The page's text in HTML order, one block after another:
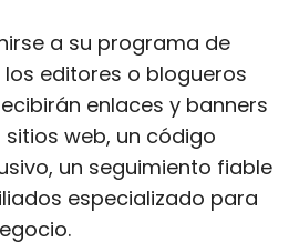
a su programa de
editores o blogueros
enlaces y banners
web, un código
un seguimiento fiable
especializado para